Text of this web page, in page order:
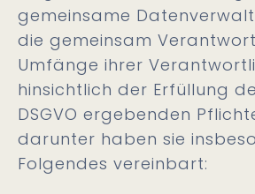
gemeinsame
die gemeinsam
Umfänge ihrer
hinsichtlich der Erfüllung
DSGVO ergebenden
darunter haben sie
Folgendes vereinbart: